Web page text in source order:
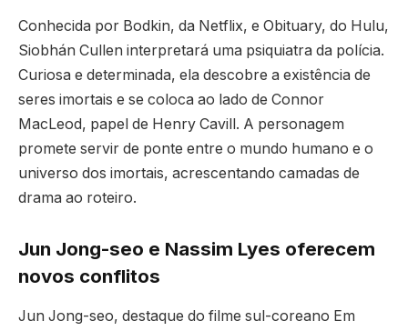
Conhecida por Bodkin, da Netflix, e Obituary, do Hulu,
Siobhán Cullen interpretará uma psiquiatra da polícia.
Curiosa e determinada, ela descobre a existência de
seres imortais e se coloca ao lado de Connor
MacLeod, papel de Henry Cavill. A personagem
promete servir de ponte entre o mundo humano e o
universo dos imortais, acrescentando camadas de
drama ao roteiro.
Jun Jong-seo e Nassim Lyes oferecem
novos conflitos
Jun Jong-seo, destaque do filme sul-coreano Em